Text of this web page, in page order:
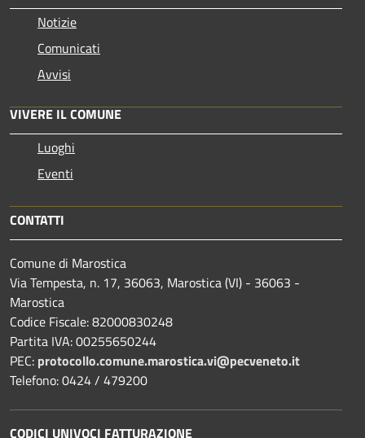
Notizie
Comunicati
Avvisi
VIVERE IL COMUNE
Luoghi
Eventi
CONTATTI
Comune di Marostica
Via Tempesta, n. 17, 36063, Marostica (VI) - 36063 -
Marostica
Codice Fiscale: 82000830248
Partita IVA: 00255650244
PEC: protocollo.comune.marostica.vi@pecveneto.it
Telefono: 0424 / 479200
CODICI UNIVOCI FATTURAZIONE